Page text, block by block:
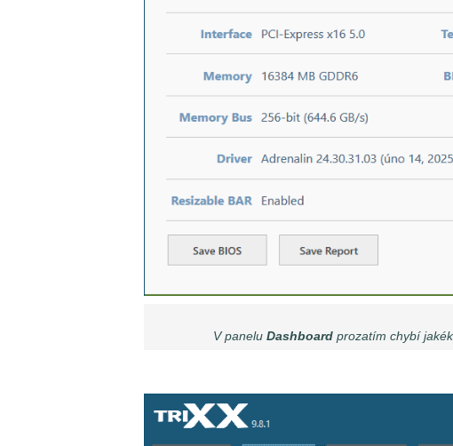
V panelu Dashboard prozatím chybí